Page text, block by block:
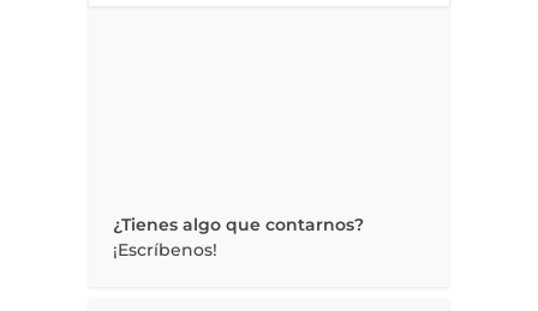
¿Tienes algo que contarnos?
¡Escríbenos!